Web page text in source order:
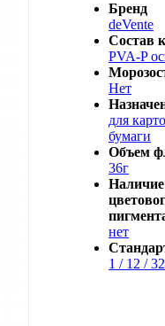
Бренд
deVente
Состав
PVA-P
Нет
для
бумаги
Объем
36г
Наличие
нет
1 / 12 /